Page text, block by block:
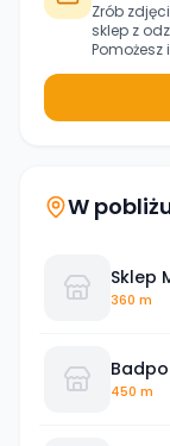
Zrób
sklep z
W
Sklep
360 m
450 m